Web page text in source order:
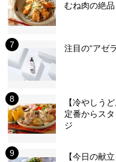
むね肉の絶
注目の“アゼ
【冷やしう
定番からス
ジ
【今日の献